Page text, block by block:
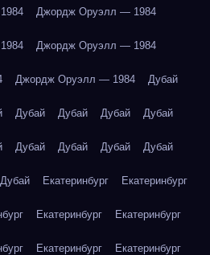
Джордж Оруэлл — 1984
Джордж Оруэлл — 1984
Джордж Оруэлл — 1984 Дубай
Дубай Дубай Дубай Дубай
Дубай Дубай Дубай Дубай
Дубай Екатеринбург Екатеринбург
Екатеринбург Екатеринбург
Екатеринбург Екатеринбург